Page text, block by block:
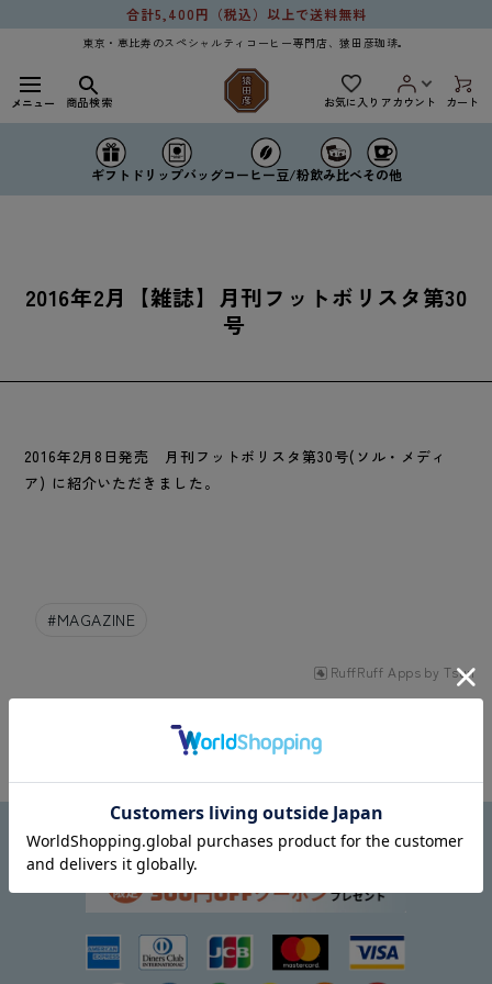
content
合計5,400円（税込）以上で送料無料
東京・恵比寿のスペシャルティコーヒー専門店、猿田彦珈琲。
メニュー 商品検索 お気に入り アカウント カート
ギフト ドリップバッグコーヒー豆/粉飲み比べその他
2016年2月【雑誌】月刊フットボリスタ第30
号
2016年2月8日発売 月刊フットボリスタ第30号(ソル・メディ
ア) に紹介いただきました。
#MAGAZINE
RuffRuff Apps by Tsun
メディア紹介に戻る